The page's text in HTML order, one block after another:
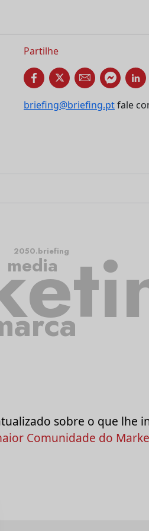
Partilhe
briefing@briefing.ptfale
media
2050.briefing
sobre o que lhe
Comunidade do